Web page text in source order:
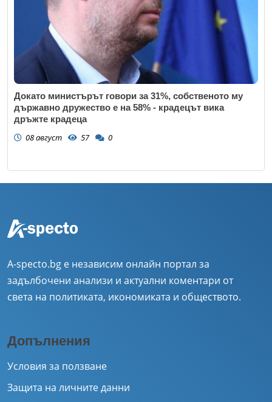
Докато министърът говори за 31%, собственото му
държавно дружество е на 58% - крадецът вика
дръжте крадеца
08 август 57 0
A-specto.bg е независим онлайн портал за
задълбочени анализи и актуални коментари от
света на политиката, икономиката и обществото.
Допълнения
Условия за ползване
Защита на личните данни